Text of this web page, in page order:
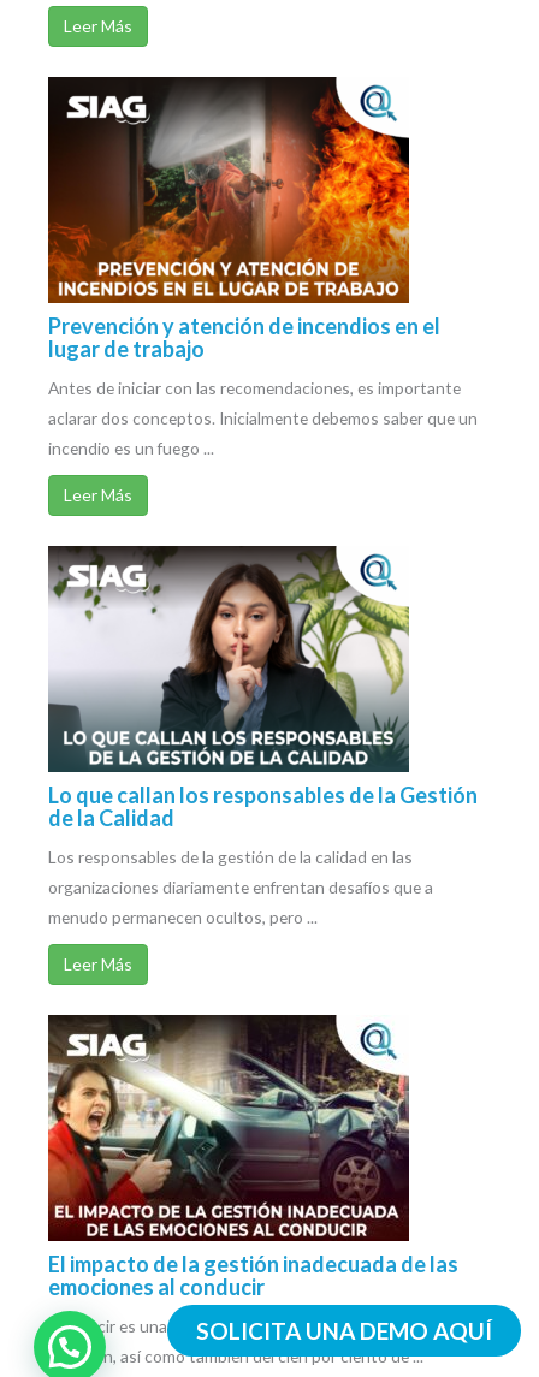
Leer Más
Prevención y atención de incendios en el
lugar de trabajo
Antes de iniciar con las recomendaciones, es importante
aclarar dos conceptos. Inicialmente debemos saber que un
incendio es un fuego ...
Leer Más
Lo que callan los responsables de la Gestión
de la Calidad
Los responsables de la gestión de la calidad en las
organizaciones diariamente enfrentan desafíos que a
menudo permanecen ocultos, pero ...
Leer Más
El impacto de la gestión inadecuada de las
emociones al conducir
Conducir es una actividad que requiere de una total y plena
atención, así como también del cien por ciento de ...
SOLICITA UNA DEMO AQUÍ